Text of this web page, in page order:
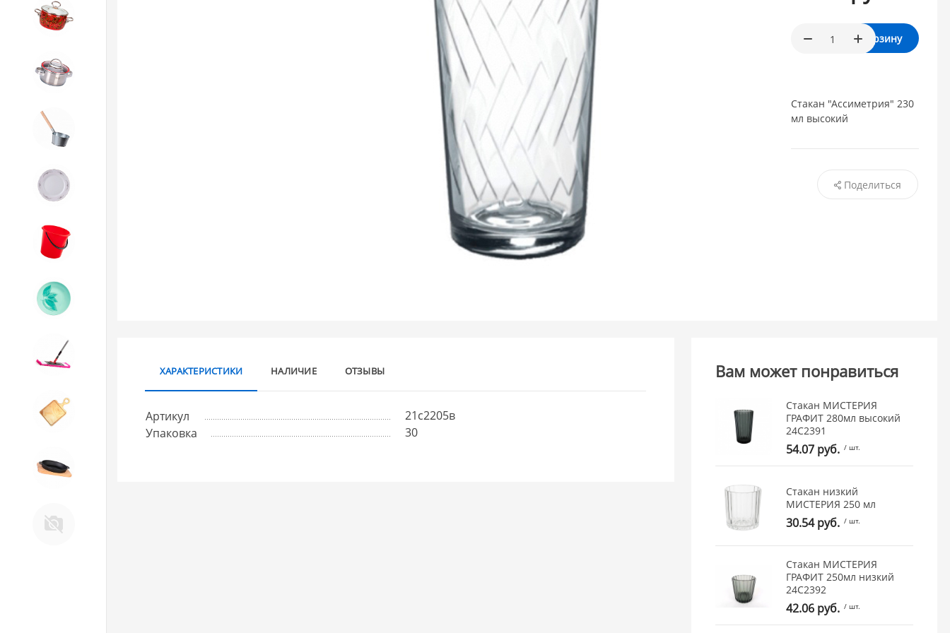
11. Товары для КУХНИ
В корзину
Стакан "Ассиметрия" 230
мл высокий
Поделиться
ХАРАКТЕРИСТИКИ НАЛИЧИЕ ОТЗЫВЫ
Артикул
21с2205в
Упаковка
30
Вам может понравиться
Стакан МИСТЕРИЯ
ГРАФИТ 280мл высокий
24C2391
54.07 руб. / шт.
Стакан низкий
МИСТЕРИЯ 250 мл
30.54 руб. / шт.
Стакан МИСТЕРИЯ
ГРАФИТ 250мл низкий
24C2392
42.06 руб. / шт.